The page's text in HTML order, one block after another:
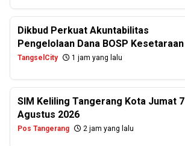
Dikbud Perkuat Akuntabilitas
Pengelolaan Dana BOSP Kesetaraan
TangselCity 1 jam yang lalu
SIM Keliling Tangerang Kota Jumat 7
Agustus 2026
Pos Tangerang 2 jam yang lalu